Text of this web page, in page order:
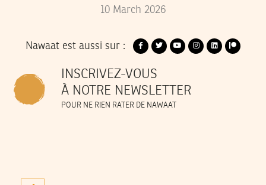
10 March 2026
Nawaat est aussi sur :
INSCRIVEZ-VOUS
À NOTRE NEWSLETTER
POUR NE RIEN RATER DE NAWAAT